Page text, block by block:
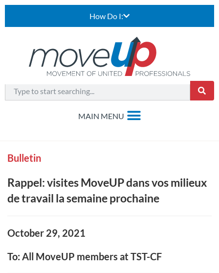
How Do I:
Bulletin
Rappel: visites MoveUP dans vos milieux
de travail la semaine prochaine
October 29, 2021
To: All MoveUP members at TST-CF